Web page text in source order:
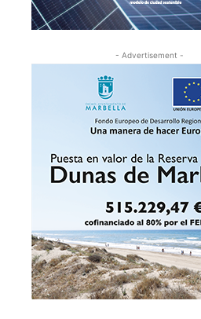
- Advertisement -